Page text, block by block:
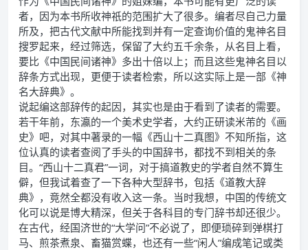
者，因为本书所收神祇的范围扩大了很多。编者尽自己力量
所及，把古代文献中所能找到并有一定查询价值的鬼神名目
搜罗起来，经过筛选，保留了大约五千余条，从名目上看，
要比《中国民间诸神》多出十倍以上；而且这些鬼神名目以
辞条方式出现，更便于读者检索，所以这实际上是一部《神
名大辞典》。
说起编这部辞传的起因，其实也是由于看到了读者的需要。
若干年前，东瀛的一个美术史学者，大约正研读米芾的《画
史》吧，对其中著录的一幅《西山十二真图》不知所指，这
位认真的读者查阅了手头的中国辞书，都找不到相关的条
目。“西山十二真君”一词，对于搞道教史的学者自然不算生
僻，但我试着查了一下各种大型辞书，包括《道教大辞
典》，竟然全都没有收入这一条。当时我想，中国的传统文
化可以说是博大精深，但关于各科目的专门辞书却还很少。
在古代，经国济世的“大学问”不必说了，即便琐碎到弹棋打
马、煎茶煮泉、畜猫赏蝶，也还有一些“闲人”编成笔记或类